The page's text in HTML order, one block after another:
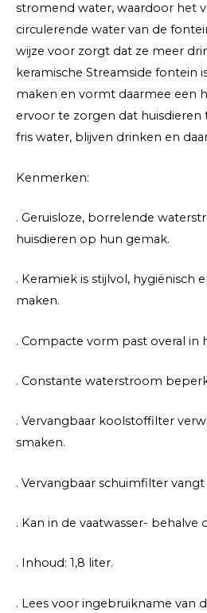
stromend water, waardoor het
circulerende water van de
wijze voor zorgt dat ze meer
keramische Streamside fontein
maken en vormt daarmee een
ervoor te zorgen dat
fris water, blijven drinken en
Kenmerken:
. Geruisloze, borrelende
huisdieren op hun gemak.
. Keramiek is stijlvol, hygiënisch
maken.
. Compacte vorm past overal in
. Constante waterstroom
. Vervangbaar koolstoffilter
smaken.
. Vervangbaar schuimfilter
. Kan in de vaatwasser- behalve
. Inhoud: 1,8 liter.
. Lees voor ingebruikname van